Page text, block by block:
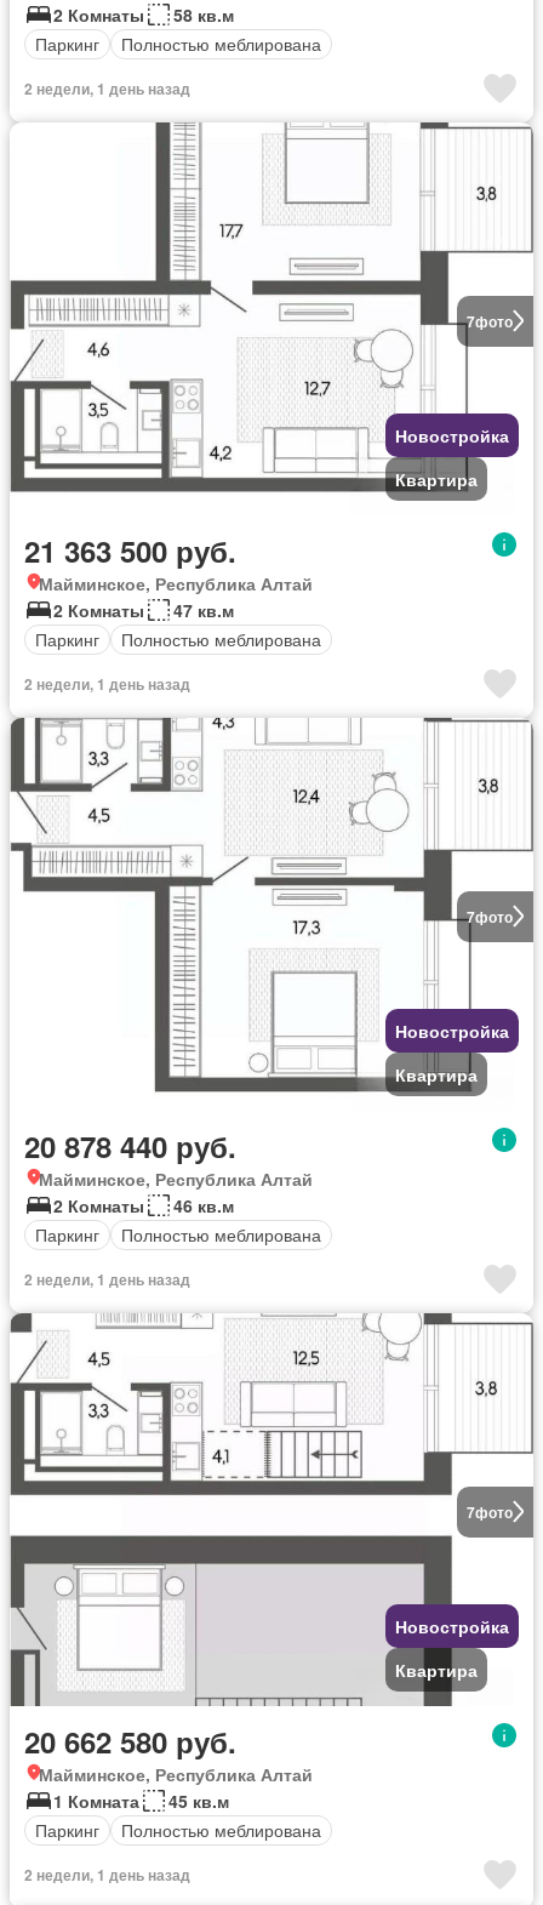
2 Комнаты
58 кв.м
Паркинг
Полностью меблирована
2 недели, 1 день назад
7фото
Новостройка
Квартира
21 363 500 руб.
Майминское, Республика Алтай
2 Комнаты
47 кв.м
Паркинг
Полностью меблирована
2 недели, 1 день назад
7фото
Новостройка
Квартира
20 878 440 руб.
Майминское, Республика Алтай
2 Комнаты
46 кв.м
Паркинг
Полностью меблирована
2 недели, 1 день назад
7фото
Новостройка
Квартира
20 662 580 руб.
Майминское, Республика Алтай
1 Комната
45 кв.м
Паркинг
Полностью меблирована
2 недели, 1 день назад